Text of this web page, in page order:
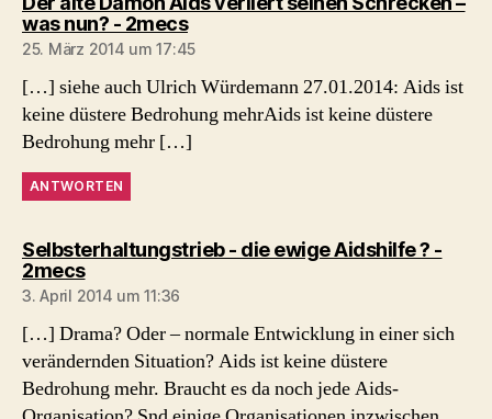
was nun? - 2mecssagt:
25. März 2014 um 17:45
[…] siehe auch Ulrich Würdemann 27.01.2014: Aids ist
keine düstere Bedrohung mehrAids ist keine düstere
Bedrohung mehr […]
ANTWORTEN
Selbsterhaltungstrieb - die ewige Aidshilfe ? -
2mecssagt:
3. April 2014 um 11:36
[…] Drama? Oder – normale Entwicklung in einer sich
verändernden Situation? Aids ist keine düstere
Bedrohung mehr. Braucht es da noch jede Aids-